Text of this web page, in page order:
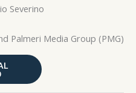
Severino
Palmeri Media Group (PMG)